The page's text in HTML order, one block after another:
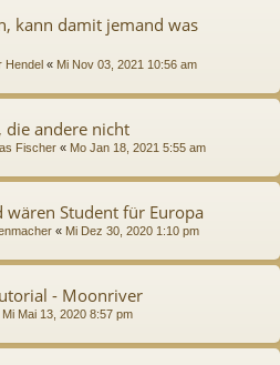
kann damit jemand was
Hendel « Mi Nov 03, 2021 10:56 am
die andere nicht
Fischer « Mo Jan 18, 2021 5:55 am
wären Student für Europa
« Mi Dez 30, 2020 1:10 pm
- Moonriver
Mi Mai 13, 2020 8:57 pm